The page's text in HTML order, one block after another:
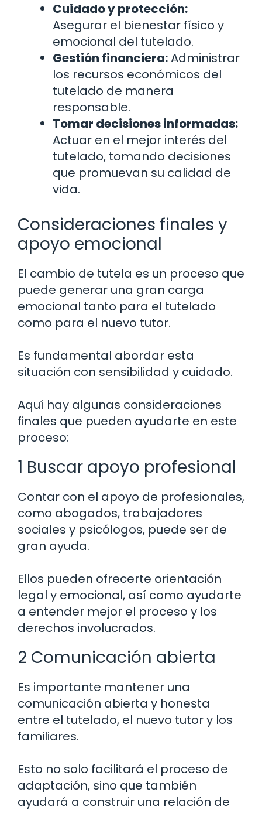
Cuidado y protección:
Asegurar el bienestar físico y
emocional del tutelado.
Gestión financiera:Administrar
los recursos económicos del
tutelado de manera
responsable.
Tomar decisiones informadas:
Actuar en el mejor interés del
tutelado, tomando decisiones
que promuevan su calidad de
vida.
Consideraciones finales y
apoyo emocional
El cambio de tutela es un proceso que
puede generar una gran carga
emocional tanto para el tutelado
como para el nuevo tutor.
Es fundamental abordar esta
situación con sensibilidad y cuidado.
Aquí hay algunas consideraciones
finales que pueden ayudarte en este
proceso:
1 Buscar apoyo profesional
Contar con el apoyo de profesionales,
como abogados, trabajadores
sociales y psicólogos, puede ser de
gran ayuda.
Ellos pueden ofrecerte orientación
legal y emocional, así como ayudarte
a entender mejor el proceso y los
derechos involucrados.
2 Comunicación abierta
Es importante mantener una
comunicación abierta y honesta
entre el tutelado, el nuevo tutor y los
familiares.
Esto no solo facilitará el proceso de
adaptación, sino que también
ayudará a construir una relación de